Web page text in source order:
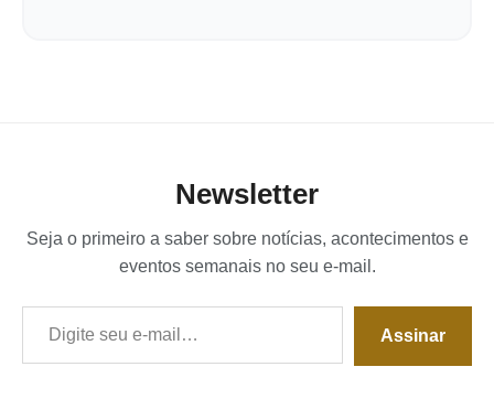
Newsletter
Seja o primeiro a saber sobre notícias, acontecimentos e
eventos semanais no seu e-mail.
Digite seu e-mail…
Assinar